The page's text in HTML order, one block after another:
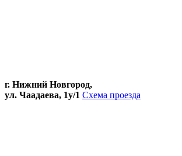
г. Нижний Новгород,
ул. Чаадаева, 1у/1 Схема проезда